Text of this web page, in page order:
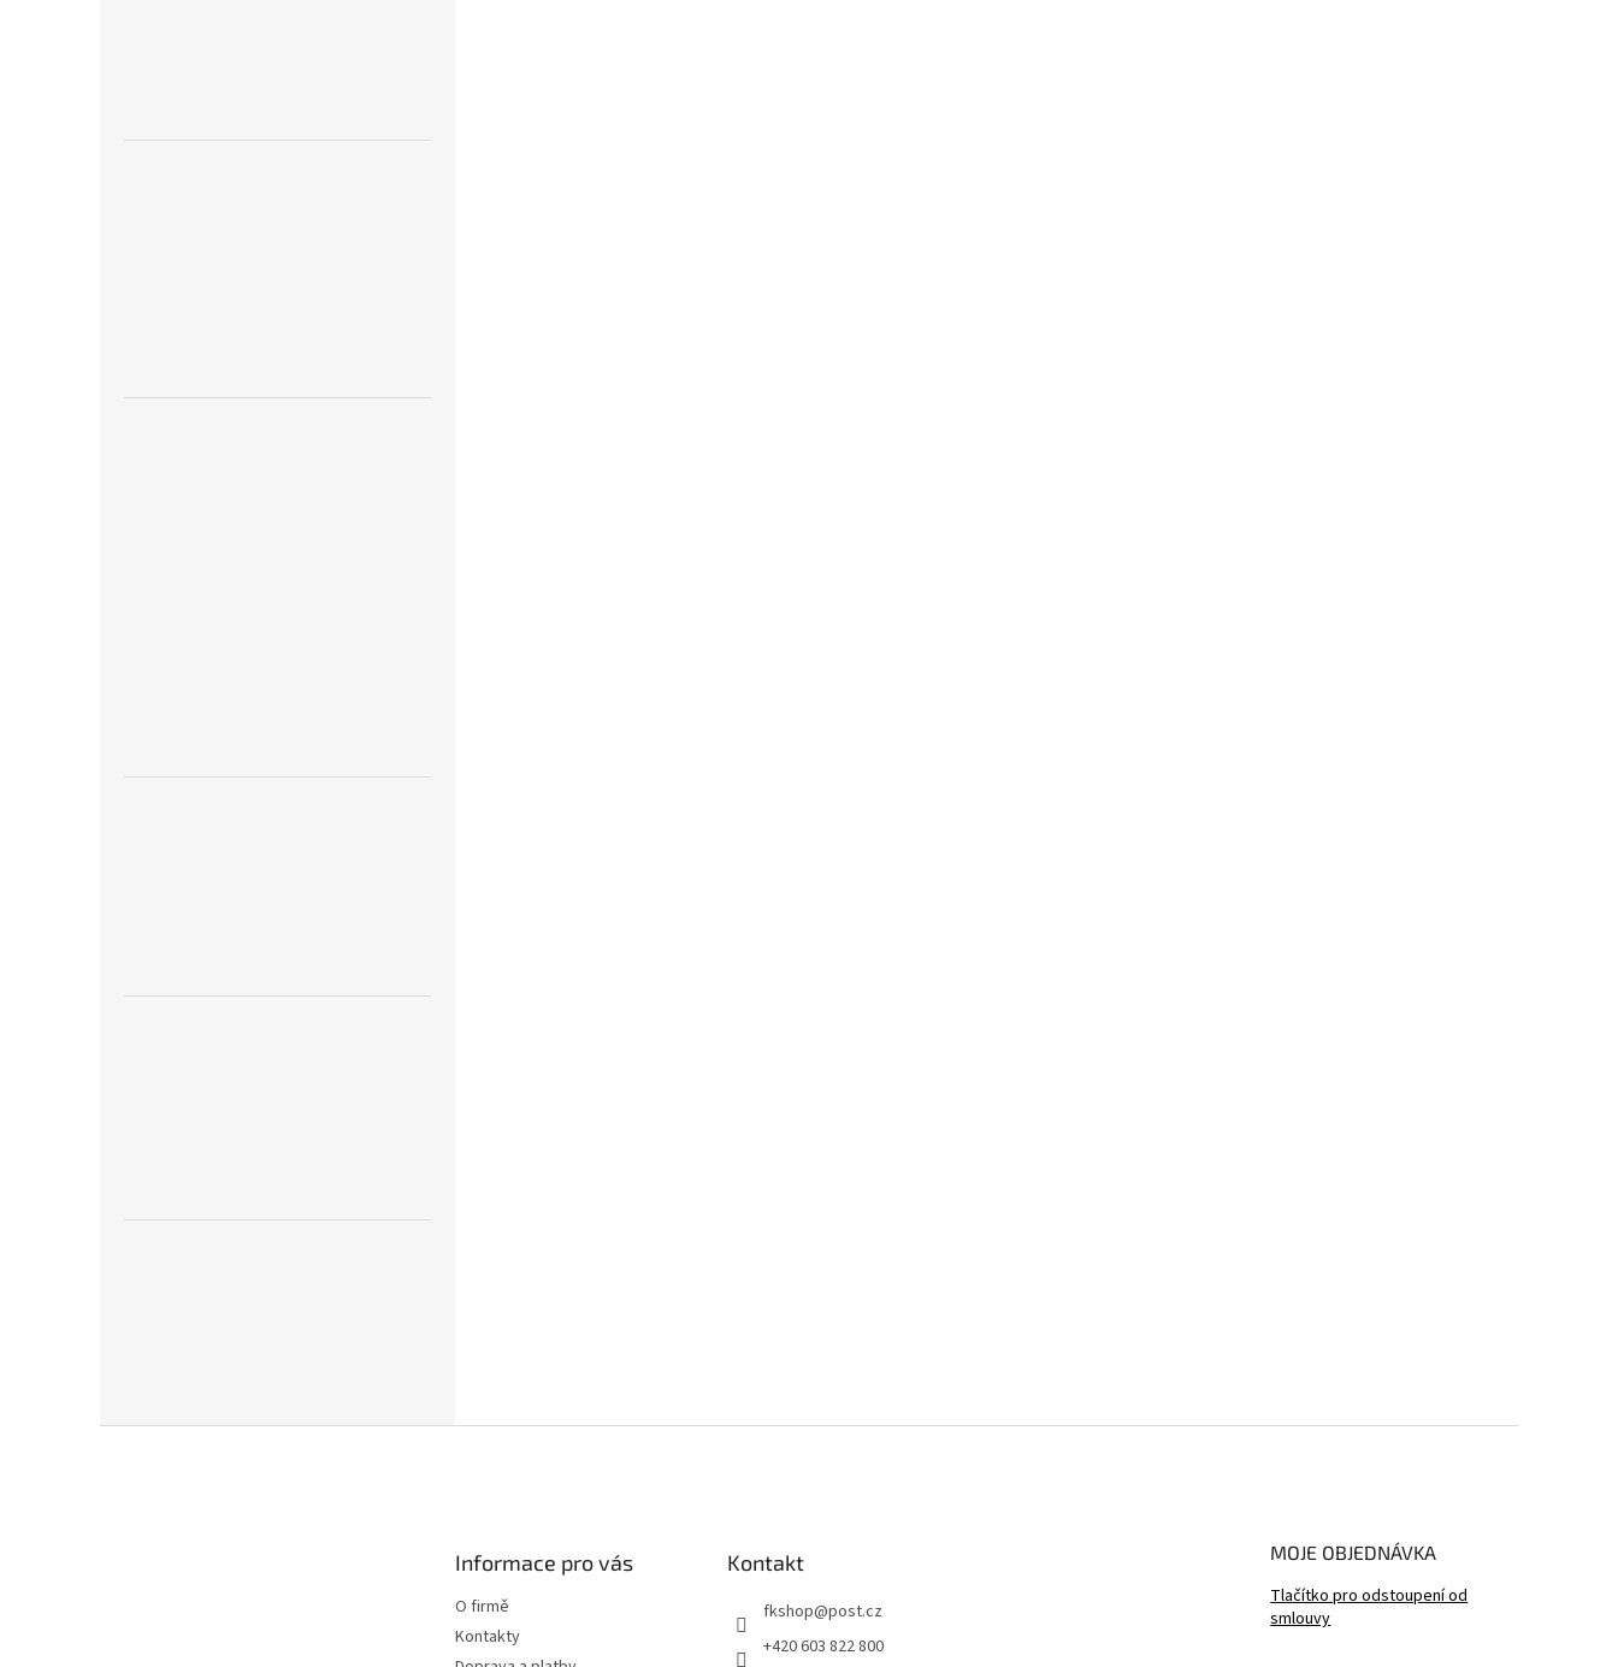
Informace pro vás
O firmě
Kontakty
Kontakt
fkshop@post.cz
+420 603 822 800
MOJE OBJEDNÁVKA
Tlačítko pro odstoupení od
smlouvy